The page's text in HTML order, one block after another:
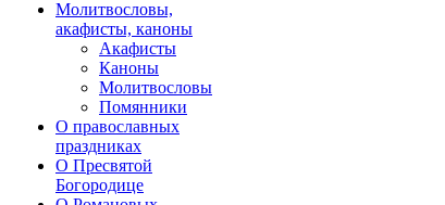
Молитвословы,
акафисты, каноны
Акафисты
Каноны
Молитвословы
Помянники
О православных
праздниках
О Пресвятой
Богородице